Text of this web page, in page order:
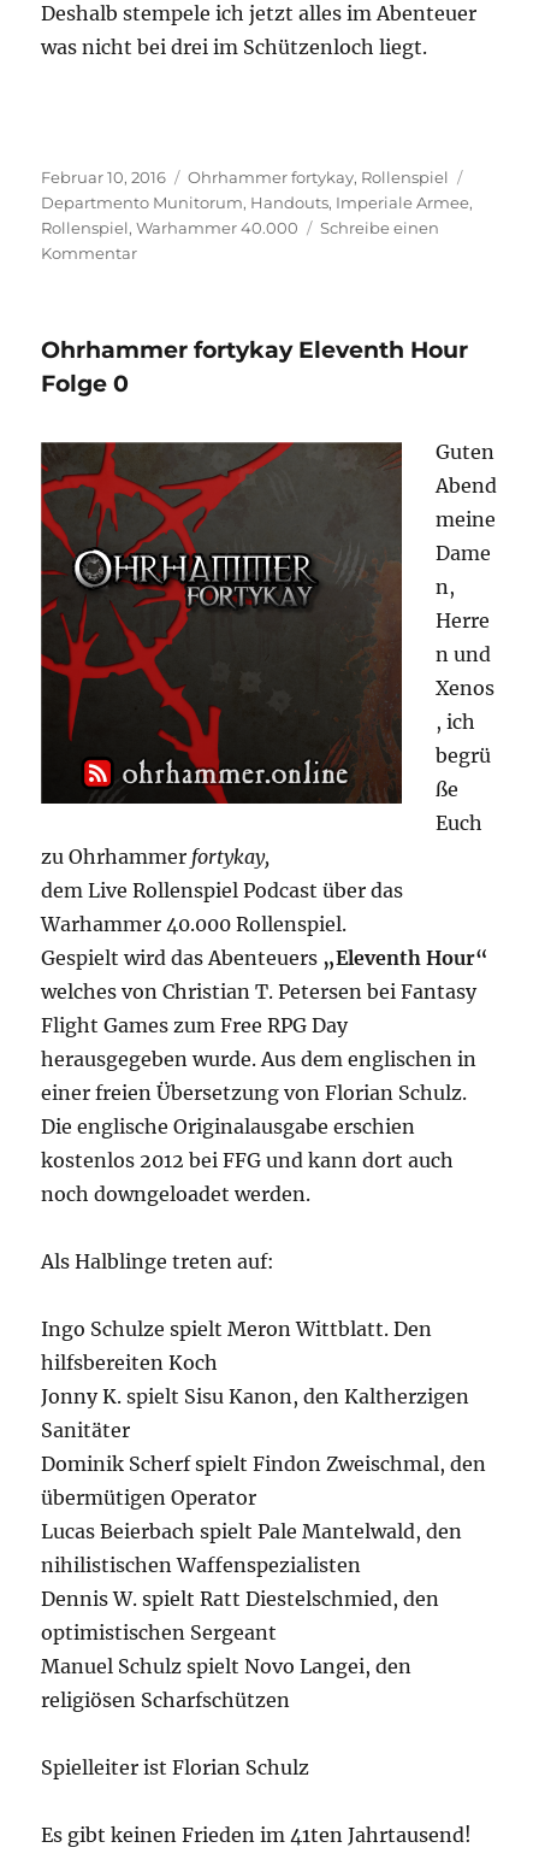
Deshalb stempele ich jetzt alles im Abenteuer
was nicht bei drei im Schützenloch liegt.
Veröffentlicht
am
Februar 10, 2016 Kategorien
Ohrhammer fortykay, Rollenspiel
Departmento Munitorum, Handouts, Imperiale Armee,
Rollenspiel,Warhammer 40.000
Schreibe einen
Kommentarzu
Stempel
Ohrhammer fortykay Eleventh Hour
Folge 0
Guten
Abend
meine
Dame
n,
Herre
n und
Xenos
, ich
begrü
ße
Euch
zu Ohrhammer fortykay,
dem Live Rollenspiel Podcast über das
Warhammer 40.000 Rollenspiel.
Gespielt wird das Abenteuers „Eleventh Hour“
welches von Christian T. Petersen bei Fantasy
Flight Games zum Free RPG Day
herausgegeben wurde. Aus dem englischen in
einer freien Übersetzung von Florian Schulz.
Die englische Originalausgabe erschien
kostenlos 2012 bei FFG und kann dort auch
noch downgeloadet werden.
Als Halblinge treten auf:
Ingo Schulze spielt Meron Wittblatt. Den
hilfsbereiten Koch
Jonny K. spielt Sisu Kanon, den Kaltherzigen
Sanitäter
Dominik Scherf spielt Findon Zweischmal, den
übermütigen Operator
Lucas Beierbach spielt Pale Mantelwald, den
nihilistischen Waffenspezialisten
Dennis W. spielt Ratt Diestelschmied, den
optimistischen Sergeant
Manuel Schulz spielt Novo Langei, den
religiösen Scharfschützen
Spielleiter ist Florian Schulz
Es gibt keinen Frieden im 41ten Jahrtausend!